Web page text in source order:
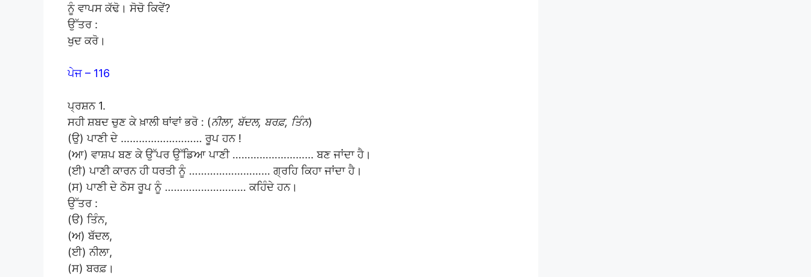
ਨੂੰ ਵਾਪਸ ਕੱਢੋ। ਸੋਚੋ ਕਿਵੇਂ?
ਉੱਤਰ :
ਖੁਦ ਕਰੋ।
ਪੇਜ – 116
ਪ੍ਰਸ਼ਨ 1.
ਸਹੀ ਸ਼ਬਦ ਚੁਣ ਕੇ ਖ਼ਾਲੀ ਥਾਂਵਾਂ ਭਰੋ : (ਨੀਲਾ, ਬੱਦਲ, ਬਰਫ਼, ਤਿੰਨ)
(ਉ) ਪਾਣੀ ਦੇ ……………………… ਰੂਪ ਹਨ !
(ਆ) ਵਾਸ਼ਪ ਬਣ ਕੇ ਉੱਪਰ ਉੱਡਿਆ ਪਾਣੀ ……………………… ਬਣ ਜਾਂਦਾ ਹੈ।
(ਈ) ਪਾਣੀ ਕਾਰਨ ਹੀ ਧਰਤੀ ਨੂੰ ……………………… ਗ੍ਰਹਿ ਕਿਹਾ ਜਾਂਦਾ ਹੈ।
(ਸ) ਪਾਣੀ ਦੇ ਠੋਸ ਰੂਪ ਨੂੰ ……………………… ਕਹਿੰਦੇ ਹਨ।
ਉੱਤਰ :
(ੳ) ਤਿੰਨ,
(ਅ) ਬੱਦਲ,
(ਈ) ਨੀਲਾ,
(ਸ) ਬਰਫ਼।